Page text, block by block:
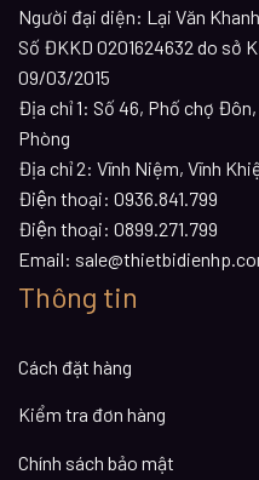
Người đại diện: Lại Văn Khanh
Số ĐKKD 0201624632 do sở
09/03/2015
Địa chỉ 1: Số 46, Phố chợ Đôn,
Phòng
Địa chỉ 2: Vĩnh Niệm, Vĩnh
Điện thoại: 0936.841.799
Điện thoại: 0899.271.799
Email:
Thông tin
Cách đặt hàng
Kiểm tra đơn hàng
Chính sách bảo mật